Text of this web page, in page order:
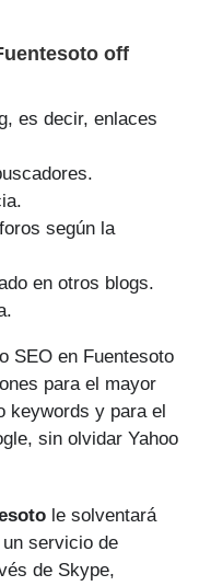
off
es decir, enlaces
según la
en otros blogs.
SEO en Fuentesoto
para el mayor
keywords y para el
sin olvidar Yahoo
le solventará
servicio de
de Skype,